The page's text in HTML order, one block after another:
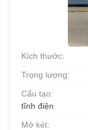
Kích thước:
Trọng lượng:
Cấu tạo:
tĩnh điện
Mở két: